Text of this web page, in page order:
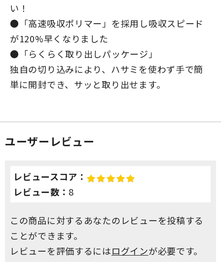
い！
●「高速吸収ポリマー」を採用し吸収スピード
が120%早くなりました
●「らくらく取り出しパッケージ」
独自の切り込みにより、ハサミを使わず手で簡
単に開封でき、サッと取り出せます。
ユーザーレビュー
レビュースコア：
レビュー数： 8
この商品に対するあなたのレビューを投稿する
ことができます。
レビューを評価するにはログインが必要です。